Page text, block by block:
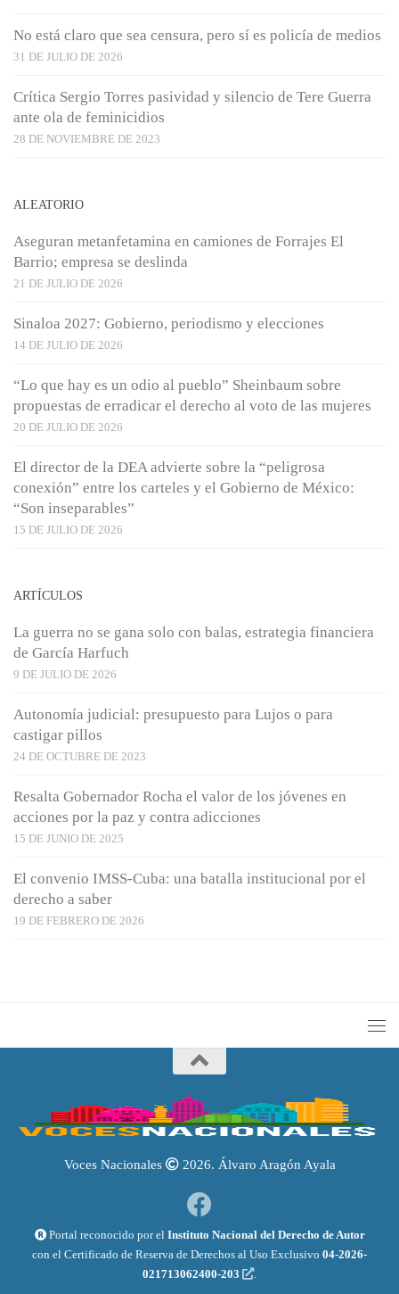
No está claro que sea censura, pero sí es policía de medios
31 DE JULIO DE 2026
Crítica Sergio Torres pasividad y silencio de Tere Guerra
ante ola de feminicidios
28 DE NOVIEMBRE DE 2023
ALEATORIO
Aseguran metanfetamina en camiones de Forrajes El
Barrio; empresa se deslinda
21 DE JULIO DE 2026
Sinaloa 2027: Gobierno, periodismo y elecciones
14 DE JULIO DE 2026
“Lo que hay es un odio al pueblo” Sheinbaum sobre
propuestas de erradicar el derecho al voto de las mujeres
20 DE JULIO DE 2026
El director de la DEA advierte sobre la “peligrosa
conexión” entre los carteles y el Gobierno de México:
“Son inseparables”
15 DE JULIO DE 2026
ARTÍCULOS
La guerra no se gana solo con balas, estrategia financiera
de García Harfuch
9 DE JULIO DE 2026
Autonomía judicial: presupuesto para Lujos o para
castigar pillos
24 DE OCTUBRE DE 2023
Resalta Gobernador Rocha el valor de los jóvenes en
acciones por la paz y contra adicciones
15 DE JUNIO DE 2025
El convenio IMSS-Cuba: una batalla institucional por el
derecho a saber
19 DE FEBRERO DE 2026
Voces Nacionales 2026. Álvaro Aragón Ayala
Portal reconocido por el Instituto Nacional del Derecho de Autor
con el Certificado de Reserva de Derechos al Uso Exclusivo 04-2026-
021713062400-203
.